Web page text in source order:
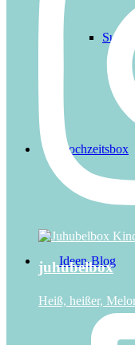
Hochzeitsbox
Ideen-Blog
juhubelbox
Heiß, heißer,